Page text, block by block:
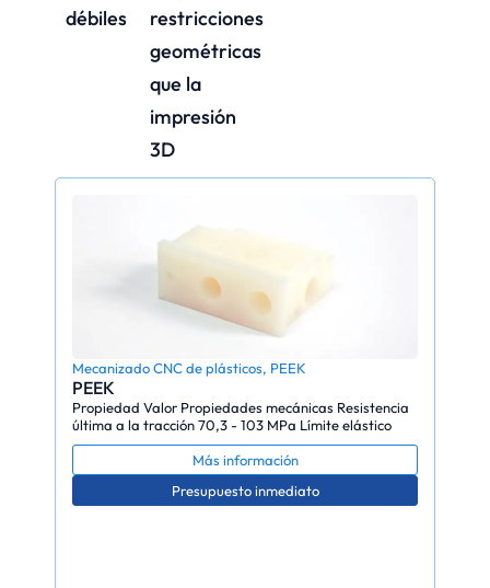
débiles
restricciones
geométricas
que la
impresión
3D
Mecanizado CNC de plásticos, PEEK
PEEK
Propiedad Valor Propiedades mecánicas Resistencia
última a la tracción 70,3 - 103 MPa Límite elástico
Más información
Presupuesto inmediato